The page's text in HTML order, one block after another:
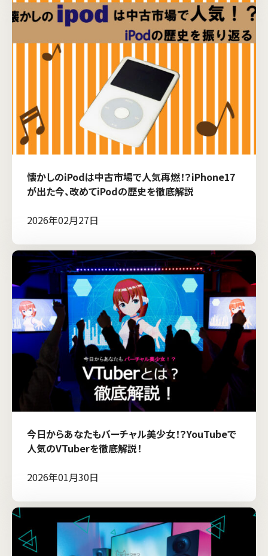
懐かしのiPodは中古市場で人気再燃！？iPhone17
が出た今、改めてiPodの歴史を徹底解説
2026年02月27日
今日からあなたもバーチャル美少女！？YouTubeで
人気のVTuberを徹底解説！
2026年01月30日